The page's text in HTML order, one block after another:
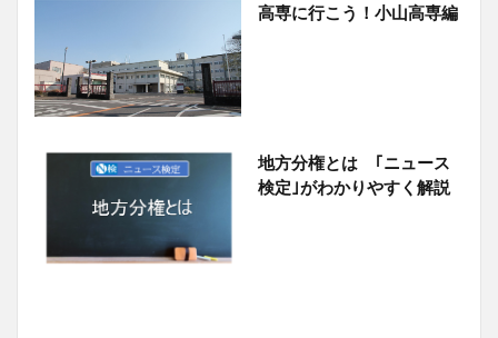
高専に行こう！小山高専編
地方分権とは ｢ニュース
検定｣がわかりやすく解説